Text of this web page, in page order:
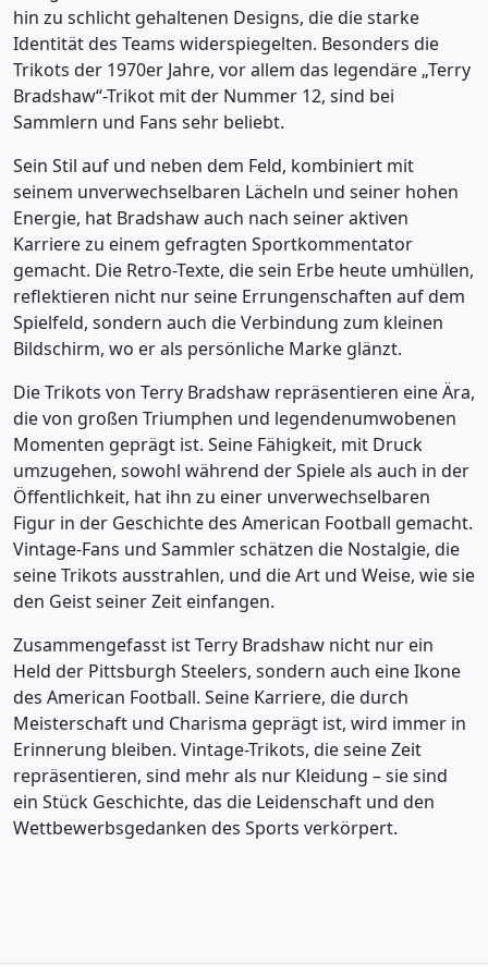
hin zu schlicht gehaltenen Designs, die die starke
Identität des Teams widerspiegelten. Besonders die
Trikots der 1970er Jahre, vor allem das legendäre „Terry
Bradshaw“-Trikot mit der Nummer 12, sind bei
Sammlern und Fans sehr beliebt.
Sein Stil auf und neben dem Feld, kombiniert mit
seinem unverwechselbaren Lächeln und seiner hohen
Energie, hat Bradshaw auch nach seiner aktiven
Karriere zu einem gefragten Sportkommentator
gemacht. Die Retro-Texte, die sein Erbe heute umhüllen,
reflektieren nicht nur seine Errungenschaften auf dem
Spielfeld, sondern auch die Verbindung zum kleinen
Bildschirm, wo er als persönliche Marke glänzt.
Die Trikots von Terry Bradshaw repräsentieren eine Ära,
die von großen Triumphen und legendenumwobenen
Momenten geprägt ist. Seine Fähigkeit, mit Druck
umzugehen, sowohl während der Spiele als auch in der
Öffentlichkeit, hat ihn zu einer unverwechselbaren
Figur in der Geschichte des American Football gemacht.
Vintage-Fans und Sammler schätzen die Nostalgie, die
seine Trikots ausstrahlen, und die Art und Weise, wie sie
den Geist seiner Zeit einfangen.
Zusammengefasst ist Terry Bradshaw nicht nur ein
Held der Pittsburgh Steelers, sondern auch eine Ikone
des American Football. Seine Karriere, die durch
Meisterschaft und Charisma geprägt ist, wird immer in
Erinnerung bleiben. Vintage-Trikots, die seine Zeit
repräsentieren, sind mehr als nur Kleidung – sie sind
ein Stück Geschichte, das die Leidenschaft und den
Wettbewerbsgedanken des Sports verkörpert.